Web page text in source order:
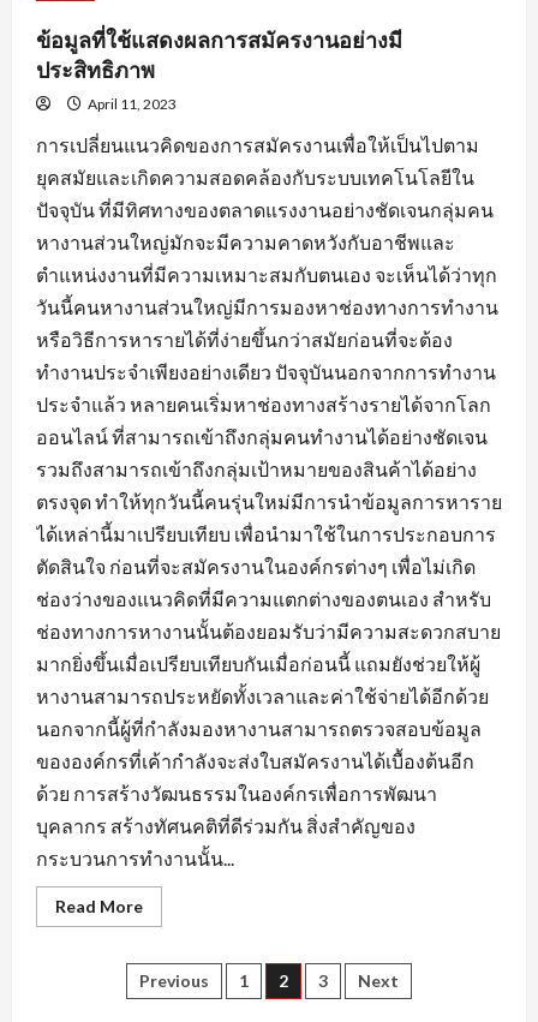
สมัคร
งาน
พร้อม
คำ
แนะนำ
ปรับ
ข้อมูล
ใบ
สมัคร
ข้อมูลที่ใช้แสดงผลการสมัครงานอย่างมี
ประสิทธิภาพ
April 11, 2023
การเปลี่ยนแนวคิดของการสมัครงานเพื่อให้เป็นไปตาม
ยุคสมัยและเกิดความสอดคล้องกับระบบเทคโนโลยีใน
ปัจจุบัน ที่มีทิศทางของตลาดแรงงานอย่างชัดเจนกลุ่มคน
หางานส่วนใหญ่มักจะมีความคาดหวังกับอาชีพและ
ตำแหน่งงานที่มีความเหมาะสมกับตนเอง จะเห็นได้ว่าทุก
วันนี้คนหางานส่วนใหญ่มีการมองหาช่องทางการทำงาน
หรือวิธีการหารายได้ที่ง่ายขึ้นกว่าสมัยก่อนที่จะต้อง
ทำงานประจำเพียงอย่างเดียว ปัจจุบันนอกจากการทำงาน
ประจำแล้ว หลายคนเริ่มหาช่องทางสร้างรายได้จากโลก
ออนไลน์ ที่สามารถเข้าถึงกลุ่มคนทำงานได้อย่างชัดเจน
รวมถึงสามารถเข้าถึงกลุ่มเป้าหมายของสินค้าได้อย่าง
ตรงจุด ทำให้ทุกวันนี้คนรุ่นใหม่มีการนำข้อมูลการหาราย
ได้เหล่านี้มาเปรียบเทียบ เพื่อนำมาใช้ในการประกอบการ
ตัดสินใจ ก่อนที่จะสมัครงานในองค์กรต่างๆ เพื่อไม่เกิด
ช่องว่างของแนวคิดที่มีความแตกต่างของตนเอง สำหรับ
ช่องทางการหางานนั้นต้องยอมรับว่ามีความสะดวกสบาย
มากยิ่งขึ้นเมื่อเปรียบเทียบกันเมื่อก่อนนี้ แถมยังช่วยให้ผู้
หางานสามารถประหยัดทั้งเวลาและค่าใช้จ่ายได้อีกด้วย
นอกจากนี้ผู้ที่กำลังมองหางานสามารถตรวจสอบข้อมูล
ขององค์กรที่เค้ากำลังจะส่งใบสมัครงานได้เบื้องต้นอีก
ด้วย การสร้างวัฒนธรรมในองค์กรเพื่อการพัฒนา
บุคลากร สร้างทัศนคติที่ดีร่วมกัน สิ่งสำคัญของ
กระบวนการทำงานนั้น...
Read MoreRead
more
ที่
ใช้
แสดง
Posts
Previous 1 2 3 Next